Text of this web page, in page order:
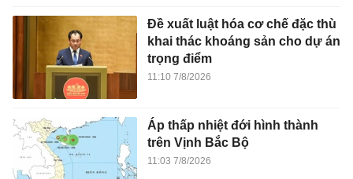
Đề xuất luật hóa cơ chế đặc thù
khai thác khoáng sản cho dự án
trọng điểm
11:10 7/8/2026
Áp thấp nhiệt đới hình thành
trên Vịnh Bắc Bộ
11:03 7/8/2026